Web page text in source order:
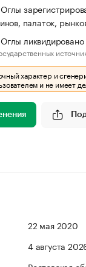
палаток,
характер и
и не имеет
22 мая 2020
4 августа